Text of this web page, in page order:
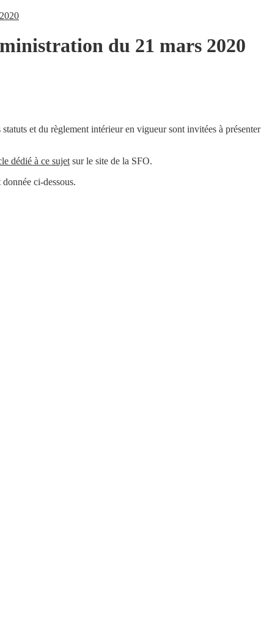
du 21 mars 2020
et du règlement intérieur en vigueur sont invitées à
dédié à ce sujetsur le site de la SFO.
ci-dessous.